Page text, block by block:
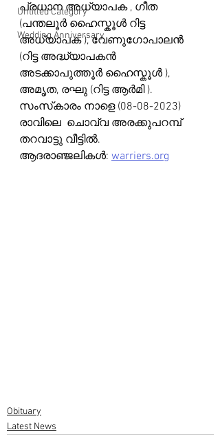
Untitled Category
Wedding Anniversary
പ്രധാന അധ്യാപക , ഗീത
(പന്തലൂർ ഹൈസ്കൂൾ റിട്ട
അധ്യാപക ), വേണുഗോപാലൻ
(റിട്ട അദ്ധ്യാപകൻ
അടക്കാപുത്തൂർ ഹൈസ്കൂൾ ),
അമൃത, രഘു (റിട്ട ആർമി ).
സംസ്‍കാരം നാളെ (08-08-2023)
രാവിലെ  ചൊവ്വ അരക്കുപറമ്പ്
തറവാട്ടു വീട്ടിൽ.
ആദരാഞ്ജലികൾ: warriers.org
Obituary
Latest News